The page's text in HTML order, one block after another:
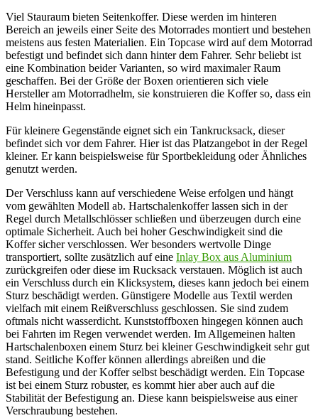
Viel Stauraum bieten Seitenkoffer. Diese werden im hinteren
Bereich an jeweils einer Seite des Motorrades montiert und bestehen
meistens aus festen Materialien. Ein Topcase wird auf dem Motorrad
befestigt und befindet sich dann hinter dem Fahrer. Sehr beliebt ist
eine Kombination beider Varianten, so wird maximaler Raum
geschaffen. Bei der Größe der Boxen orientieren sich viele
Hersteller am Motorradhelm, sie konstruieren die Koffer so, dass ein
Helm hineinpasst.
Für kleinere Gegenstände eignet sich ein Tankrucksack, dieser
befindet sich vor dem Fahrer. Hier ist das Platzangebot in der Regel
kleiner. Er kann beispielsweise für Sportbekleidung oder Ähnliches
genutzt werden.
Der Verschluss kann auf verschiedene Weise erfolgen und hängt
vom gewählten Modell ab. Hartschalenkoffer lassen sich in der
Regel durch Metallschlösser schließen und überzeugen durch eine
optimale Sicherheit. Auch bei hoher Geschwindigkeit sind die
Koffer sicher verschlossen. Wer besonders wertvolle Dinge
transportiert, sollte zusätzlich auf eine Inlay Box aus Aluminium
zurückgreifen oder diese im Rucksack verstauen. Möglich ist auch
ein Verschluss durch ein Klicksystem, dieses kann jedoch bei einem
Sturz beschädigt werden. Günstigere Modelle aus Textil werden
vielfach mit einem Reißverschluss geschlossen. Sie sind zudem
oftmals nicht wasserdicht. Kunststoffboxen hingegen können auch
bei Fahrten im Regen verwendet werden. Im Allgemeinen halten
Hartschalenboxen einem Sturz bei kleiner Geschwindigkeit sehr gut
stand. Seitliche Koffer können allerdings abreißen und die
Befestigung und der Koffer selbst beschädigt werden. Ein Topcase
ist bei einem Sturz robuster, es kommt hier aber auch auf die
Stabilität der Befestigung an. Diese kann beispielsweise aus einer
Verschraubung bestehen.